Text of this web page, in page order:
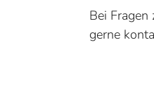
Bei
gerne